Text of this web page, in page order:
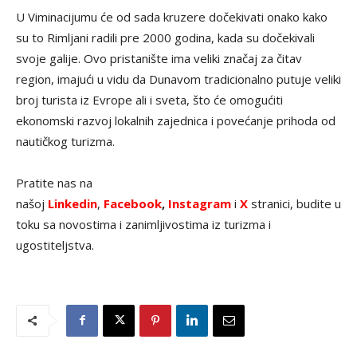
U Viminacijumu će od sada kruzere dočekivati onako kako
su to Rimljani radili pre 2000 godina, kada su dočekivali
svoje galije. Ovo pristanište ima veliki značaj za čitav
region, imajući u vidu da Dunavom tradicionalno putuje veliki
broj turista iz Evrope ali i sveta, što će omogućiti
ekonomski razvoj lokalnih zajednica i povećanje prihoda od
nautičkog turizma.
Pratite nas na
našoj Linkedin, Facebook, Instagram i X stranici, budite u
toku sa novostima i zanimljivostima iz turizma i
ugostiteljstva.